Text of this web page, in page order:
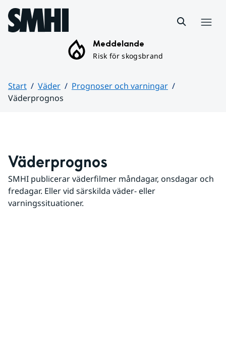
Hoppa till sidans innehåll
Meddelande
Risk för skogsbrand
Start Väder
Prognoser och varningar
Väderprognos
Väderprognos
SMHI publicerar väderfilmer måndagar, onsdagar och
fredagar. Eller vid särskilda väder- eller
varningssituationer.